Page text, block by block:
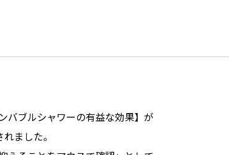
バブルシャワーの有益な効果】が
ました。